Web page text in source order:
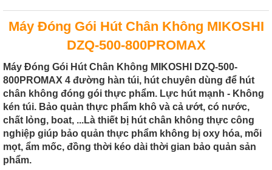
Máy Đóng Gói Hút Chân Không MIKOSHI
DZQ-500-800PROMAX
Máy Đóng Gói Hút Chân Không MIKOSHI DZQ-500-
800PROMAX 4 đường hàn túi, hút chuyên dùng để hút
chân không đóng gói thực phẩm. Lực hút mạnh - Không
kén túi. Bảo quản thực phẩm khô và cả ướt, có nước,
chất lỏng, boat, ...Là thiết bị hút chân không thực công
nghiệp giúp bảo quản thực phẩm không bị oxy hóa, mối
mọt, ẩm mốc, đồng thời kéo dài thời gian bảo quản sản
phẩm.